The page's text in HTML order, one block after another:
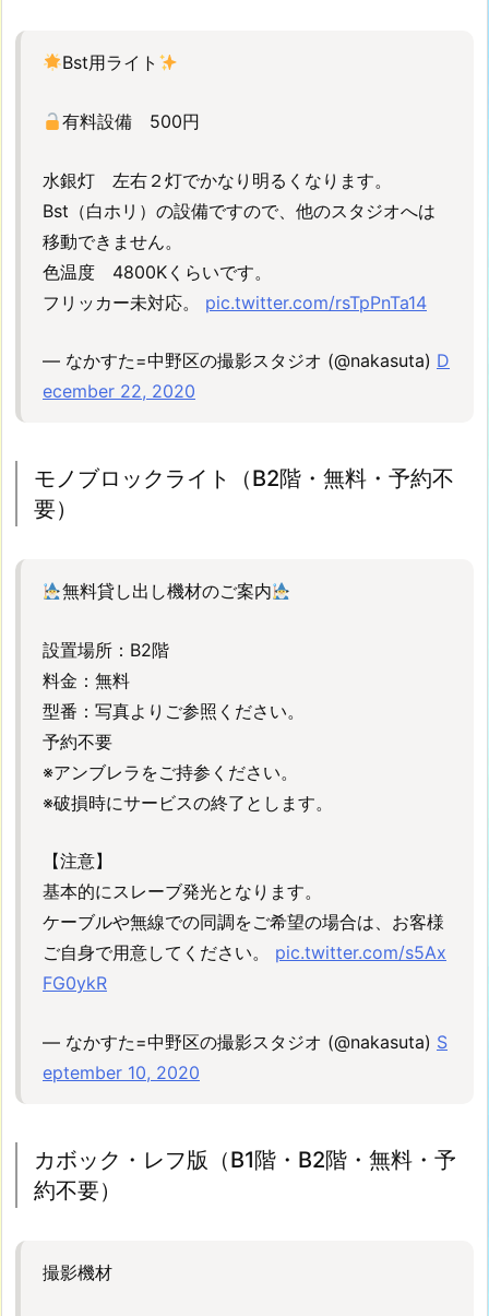
要
約)
-
1】
B
s
t
吊
り
ェ
ク
8.
-
2】
移
動
式
プ
ジ
ェ
ク
タ
ー
9.
-
3】
t
天
吊
ロ
Bst用ライト
有料設備 500円
水銀灯 左右２灯でかなり明るくなります。
Bst（白ホリ）の設備ですので、他のスタジオへは
移動できません。
色温度 4800Kくらいです。
フリッカー未対応。 pic.twitter.com/rsTpPnTa14
— なかすた=中野区の撮影スタジオ (@nakasuta) D
ecember 22, 2020
モノブロックライト（B2階・無料・予約不
要）
無料貸し出し機材のご案内
設置場所：B2階
料金：無料
型番：写真よりご参照ください。
予約不要
※アンブレラをご持参ください。
※破損時にサービスの終了とします。
【注意】
基本的にスレーブ発光となります。
ケーブルや無線での同調をご希望の場合は、お客様
ご自身で用意してください。 pic.twitter.com/s5Ax
FG0ykR
— なかすた=中野区の撮影スタジオ (@nakasuta) S
eptember 10, 2020
カボック・レフ版（B1階・B2階・無料・予
約不要）
撮影機材